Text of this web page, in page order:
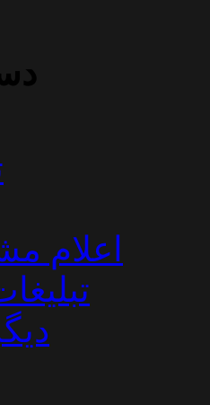
اعلام